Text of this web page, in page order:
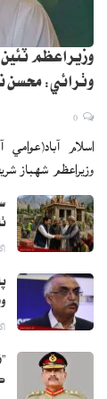
وزيراعظم
وٺرائي: محسن
اسلام
وزيراعظم شهباز